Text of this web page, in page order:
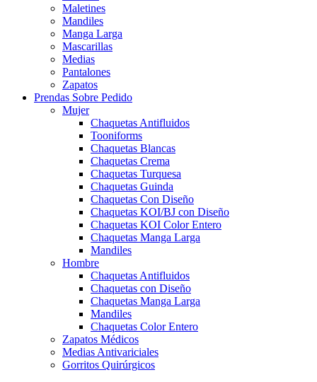
Maletines
Mandiles
Manga Larga
Mascarillas
Medias
Pantalones
Zapatos
Prendas Sobre Pedido
Mujer
Chaquetas Antifluidos
Tooniforms
Chaquetas Blancas
Chaquetas Crema
Chaquetas Turquesa
Chaquetas Guinda
Chaquetas Con Diseño
Chaquetas KOI/BJ con Diseño
Chaquetas KOI Color Entero
Chaquetas Manga Larga
Mandiles
Hombre
Chaquetas Antifluidos
Chaquetas con Diseño
Chaquetas Manga Larga
Mandiles
Chaquetas Color Entero
Zapatos Médicos
Medias Antivariciales
Gorritos Quirúrgicos